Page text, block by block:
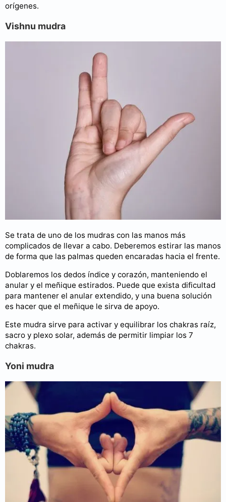
orígenes.
Vishnu mudra
Se trata de uno de los mudras con las manos más
complicados de llevar a cabo. Deberemos estirar las manos
de forma que las palmas queden encaradas hacia el frente.
Doblaremos los dedos índice y corazón, manteniendo el
anular y el meñique estirados. Puede que exista dificultad
para mantener el anular extendido, y una buena solución
es hacer que el meñique le sirva de apoyo.
Este mudra sirve para activar y equilibrar los chakras raíz,
sacro y plexo solar, además de permitir limpiar los 7
chakras.
Yoni mudra